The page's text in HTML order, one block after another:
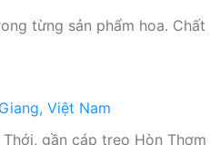
từng sản phẩm hoa.
Việt Nam
gần cáp treo Hòn